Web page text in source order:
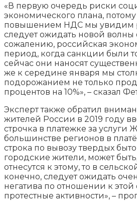
«В первую очередь риски
экономического плана, потому
повышением НДС мы увидим
следует ожидать новой волны
сожалению, российская
период, когда санкции были
сейчас они наносят
же к середине января мы
подорожанием не только
процентов на 10%», – сказал
Эксперт также обратил
жителей России в 2019 году
строчка в платежке за услуги
большинстве регионов в
строка по вывозу твердых
городские жители, может
отнесутся к этому, то в
конечно, следует ожидать
негатива по отношении к этой
протестные активности», –